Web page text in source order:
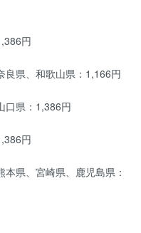
円
良県、和歌山県：1,166円
口県：1,386円
円
県、宮崎県、鹿児島県：